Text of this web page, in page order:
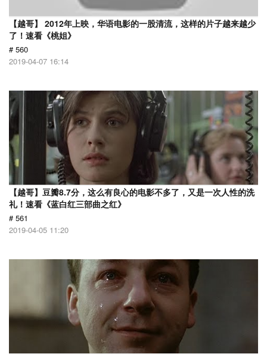
【越哥】 2012年上映，华语电影的一股清流，这样的片子越来越少
了！速看《桃姐》
# 560
2019-04-07 16:14
【越哥】豆瓣8.7分，这么有良心的电影不多了，又是一次人性的洗
礼！速看《蓝白红三部曲之红》
# 561
2019-04-05 11:20